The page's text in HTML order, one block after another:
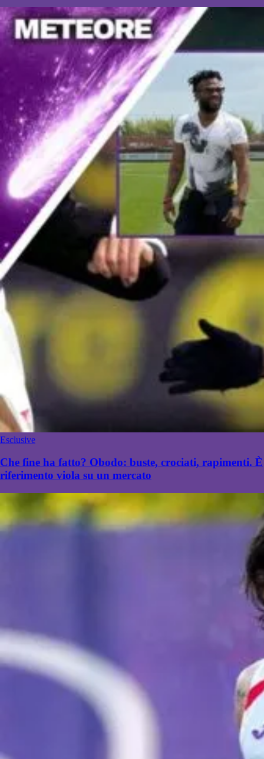
Esclusive
Che fine ha fatto? Obodo: buste, crociati, rapimenti. È
riferimento viola su un mercato